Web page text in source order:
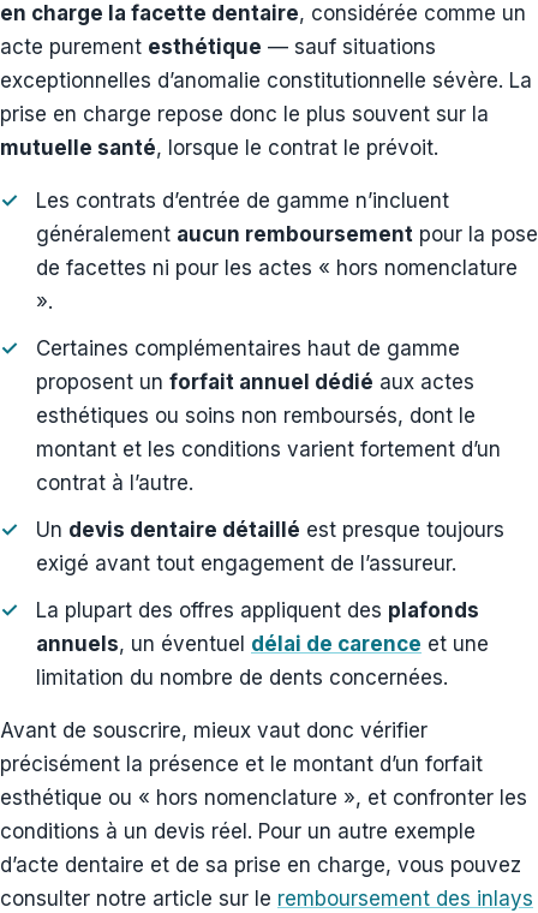
en charge la facette dentaire, considérée comme un
acte purement esthétique — sauf situations
exceptionnelles d’anomalie constitutionnelle sévère. La
prise en charge repose donc le plus souvent sur la
mutuelle santé, lorsque le contrat le prévoit.
Les contrats d’entrée de gamme n’incluent
généralement aucun remboursement pour la pose
de facettes ni pour les actes « hors nomenclature
».
Certaines complémentaires haut de gamme
proposent un forfait annuel dédié aux actes
esthétiques ou soins non remboursés, dont le
montant et les conditions varient fortement d’un
contrat à l’autre.
Un devis dentaire détaillé est presque toujours
exigé avant tout engagement de l’assureur.
La plupart des offres appliquent des plafonds
annuels, un éventuel délai de carence et une
limitation du nombre de dents concernées.
Avant de souscrire, mieux vaut donc vérifier
précisément la présence et le montant d’un forfait
esthétique ou « hors nomenclature », et confronter les
conditions à un devis réel. Pour un autre exemple
d’acte dentaire et de sa prise en charge, vous pouvez
consulter notre article sur le remboursement des inlays